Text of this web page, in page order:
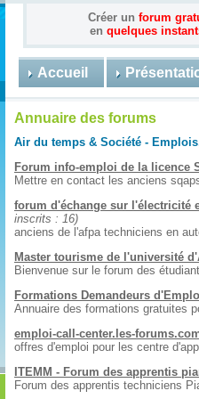
Créer un forum
en quelques
Accueil
Annuaire des forums
Air du temps & Société -
Forum info-emploi de la licence
Mettre en contact les anciens
forum d'échange sur l'électricité
inscrits : 16)
anciens de l'afpa techniciens en
Master tourisme de l'université
Bienvenue sur le forum des
Formations Demandeurs
Annuaire des formations gratuites
emploi-call-center.les-
offres d'emploi pour les centre
ITEMM - Forum des apprentis
Forum des apprentis techniciens